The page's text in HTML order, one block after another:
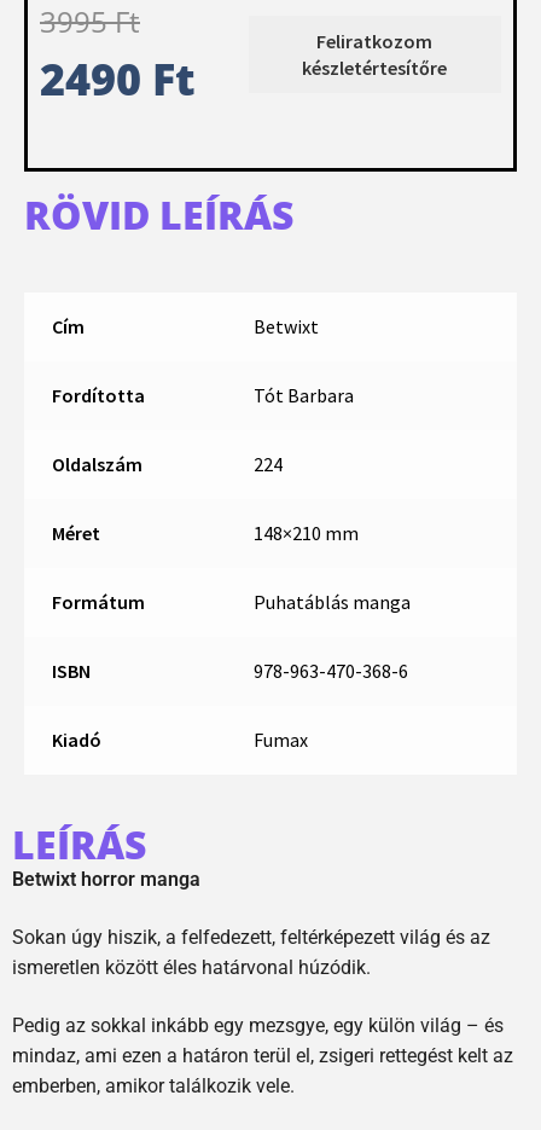
3995Ft
2490 Ft
Feliratkozom
készletértesítőre
RÖVID LEÍRÁS
Cím Betwixt
Fordította Tót Barbara
Oldalszám 224
Méret 148×210 mm
Formátum Puhatáblás manga
ISBN 978-963-470-368-6
Kiadó Fumax
LEÍRÁS
Betwixt horror manga
Sokan úgy hiszik, a felfedezett, feltérképezett világ és az
ismeretlen között éles határvonal húzódik.
Pedig az sokkal inkább egy mezsgye, egy külön világ – és
mindaz, ami ezen a határon terül el, zsigeri rettegést kelt az
emberben, amikor találkozik vele.